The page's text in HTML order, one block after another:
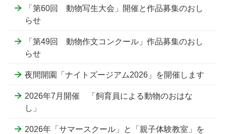
「第60回 動物写生大会」開催と作品募集のおし
らせ
「第49回 動物作文コンクール」作品募集のおし
らせ
夜間開園「ナイトズージアム2026」を開催します
2026年7月開催 「飼育員による動物のおはな
し」
2026年「サマースクール」と「親子体験教室」を